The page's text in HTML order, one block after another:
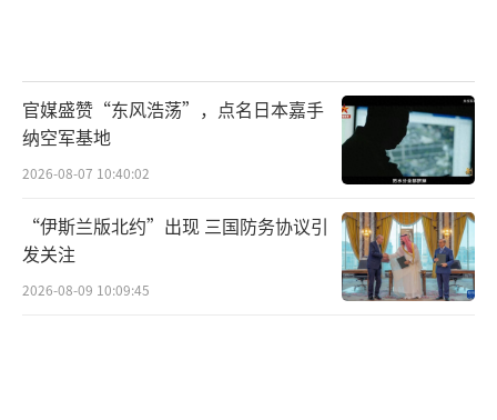
后，能够在一次访问中取得如此积极的全面进
展，确实具有节点意义。这或许标志着两国关
系进入了一个以务实合作、竞争管控和危机预
防为主要特征的新阶段。在这个阶段，双方在
维护各自核心利益的同时，找到了通过对话扩
大共同利益的有效路径。特朗普在讲话中没有
回避过去的分歧，但他选择用“成功”“精
官媒盛赞“东风浩荡”，点名日本嘉手
纳空军基地
2026-08-07 10:40:02
“伊斯兰版北约”出现 三国防务协议引
发关注
2026-08-09 10:09:45